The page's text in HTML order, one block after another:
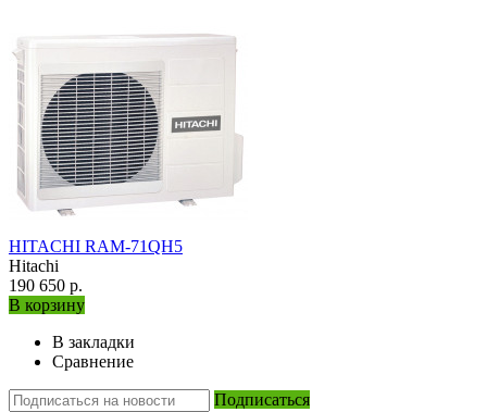
HITACHI RAM-71QH5
Hitachi
190 650 р.
В корзину
В закладки
Сравнение
Подписаться